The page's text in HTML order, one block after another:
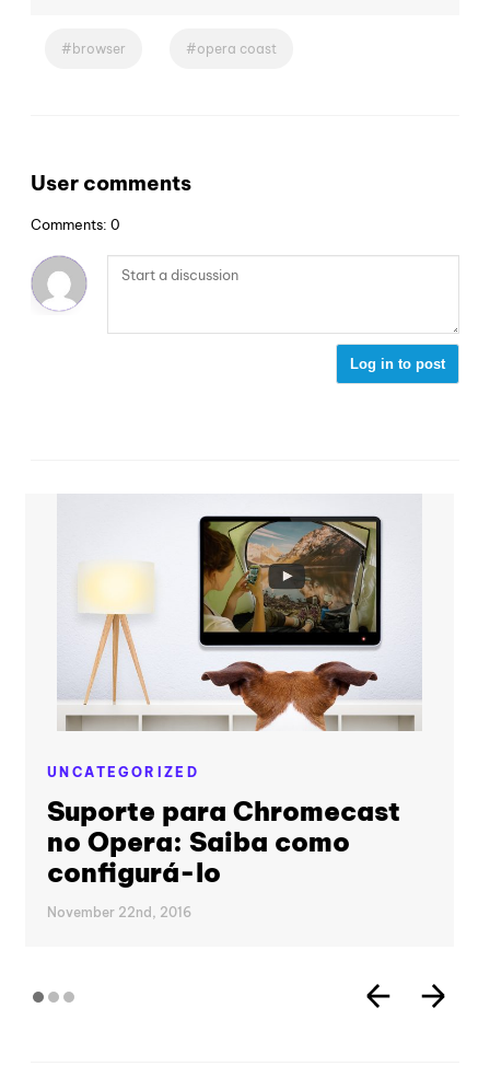
browser opera coast
User comments
Comments: 0
Log in to post
UNCATEGORIZED
Suporte para Chromecast
no Opera: Saiba como
configurá-lo
November 22nd, 2016